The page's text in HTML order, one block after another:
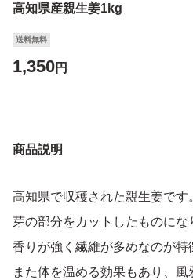
高知県産親生姜1kg
送料無料
1,350円
商品説明
高知県で収穫された親生姜です
芽の部分をカットしたものにな
香りが強く繊維が多めなのが特
また体を温める効果もあり、風